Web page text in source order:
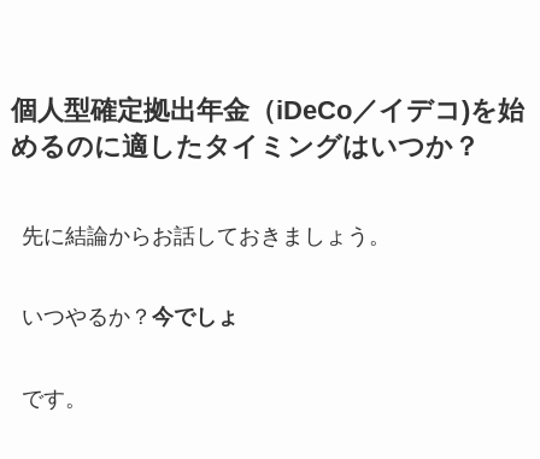
個人型確定拠出年金（iDeCo／イデコ)を始
めるのに適したタイミングはいつか？
先に結論からお話しておきましょう。
いつやるか？ 今でしょ
です。